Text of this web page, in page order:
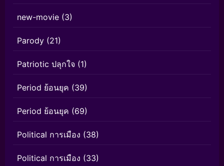
new-movie (3)
Parody (21)
Patriotic ปลุกใจ (1)
Period ย้อนยุค (39)
Period ย้อนยุค (69)
Political การเมือง (38)
Political การเมือง (33)